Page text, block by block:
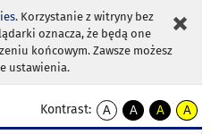
. Korzystanie z witryny bez
oznacza, że będą one
końcowym. Zawsze możesz
ustawienia.
Kontrast:
A
kontrast
A
kontrast
A
kontrast
A